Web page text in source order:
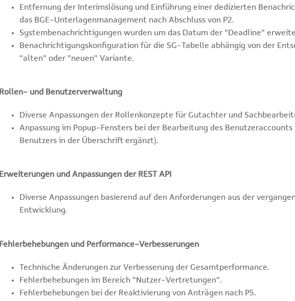
Entfernung der Interimslösung und Einführung einer dedizierten
das BGE-Unterlagenmanagement nach Abschluss von P2.
Systembenachrichtigungen wurden um das Datum der "Deadline"
Benachrichtigungskonfiguration für die SG-Tabelle abhängig von der
"alten" oder "neuen" Variante.
Rollen- und Benutzerverwaltung
Diverse Anpassungen der Rollenkonzepte für Gutachter und
Anpassung im Popup-Fensters bei der Bearbeitung des Benutzeraccounts
Benutzers in der Überschrift ergänzt).
Erweiterungen und Anpassungen der REST API
Diverse Anpassungen basierend auf den Anforderungen aus der
Entwicklung.
Fehlerbehebungen und Performance-Verbesserungen
Technische Änderungen zur Verbesserung der Gesamtperformance.
Fehlerbehebungen im Bereich "Nutzer-Vertretungen".
Fehlerbehebungen bei der Reaktivierung von Anträgen nach P5.